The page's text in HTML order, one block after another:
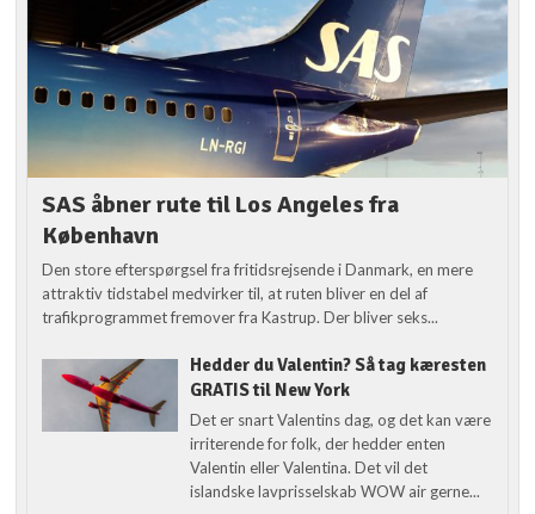
SAS åbner rute til Los Angeles fra
København
Den store efterspørgsel fra fritidsrejsende i Danmark, en mere
attraktiv tidstabel medvirker til, at ruten bliver en del af
trafikprogrammet fremover fra Kastrup. Der bliver seks...
Hedder du Valentin? Så tag kæresten
GRATIS til New York
Det er snart Valentins dag, og det kan være
irriterende for folk, der hedder enten
Valentin eller Valentina. Det vil det
islandske lavprisselskab WOW air gerne...